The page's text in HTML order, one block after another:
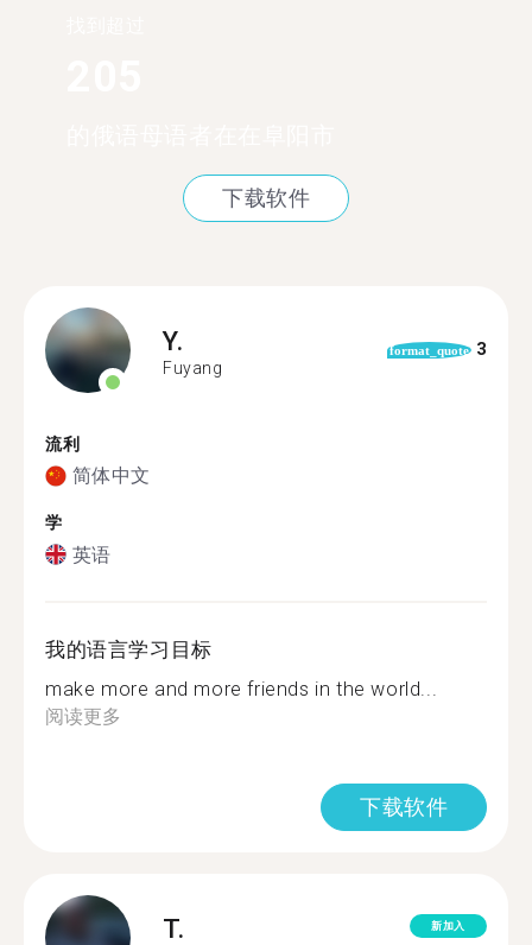
下载软件
Y.
Fuyang
format_quote 3
流利
简体中文
学
英语
我的语言学习目标
make more and more friends in the world...
阅读更多
下载软件
T. 新加入